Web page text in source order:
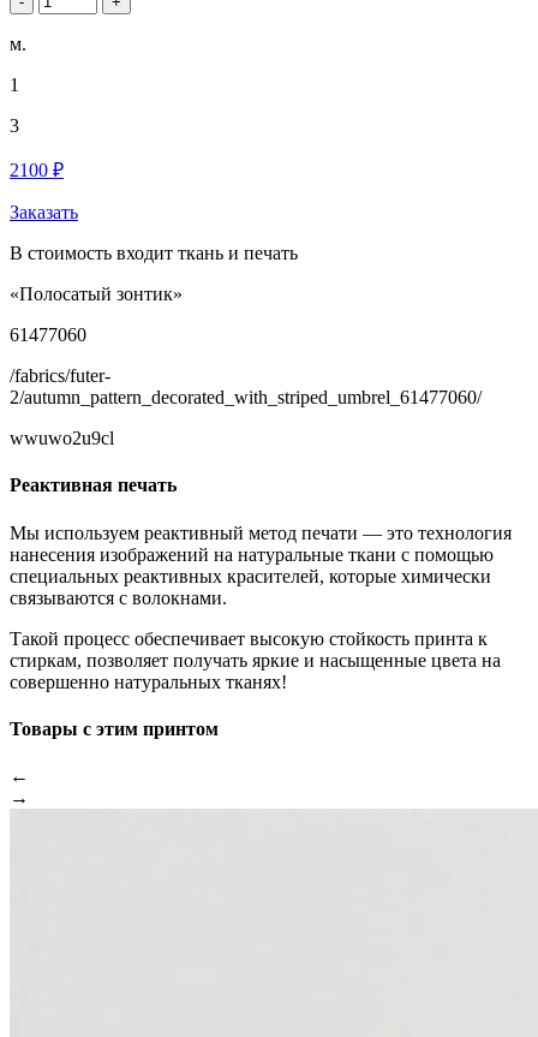
м.
1
3
2100 ₽
Заказать
В стоимость входит ткань и печать
«Полосатый зонтик»
61477060
/fabrics/futer-
2/autumn_pattern_decorated_with_striped_umbrel_61477060/
wwuwo2u9cl
Реактивная печать
Мы используем реактивный метод печати — это технология
нанесения изображений на натуральные ткани с помощью
специальных реактивных красителей, которые химически
связываются с волокнами.
Такой процесс обеспечивает высокую стойкость принта к
стиркам, позволяет получать яркие и насыщенные цвета на
совершенно натуральных тканях!
Товары с этим принтом
←
→